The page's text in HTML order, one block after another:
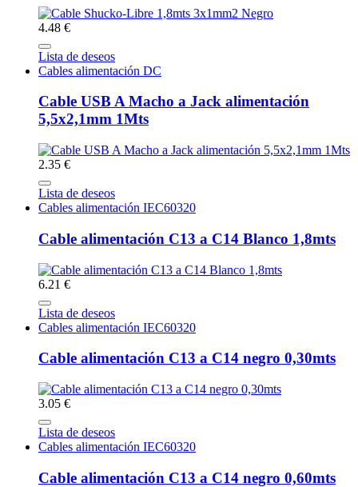
4.48 €
Lista de deseos
Cables alimentación DC
Cable USB A Macho a Jack alimentación
5,5x2,1mm 1Mts
2.35 €
Lista de deseos
Cables alimentación IEC60320
Cable alimentación C13 a C14 Blanco 1,8mts
6.21 €
Lista de deseos
Cables alimentación IEC60320
Cable alimentación C13 a C14 negro 0,30mts
3.05 €
Lista de deseos
Cables alimentación IEC60320
Cable alimentación C13 a C14 negro 0,60mts